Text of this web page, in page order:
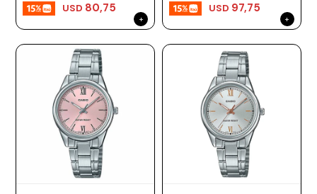
USD 80,75 USD 97,75